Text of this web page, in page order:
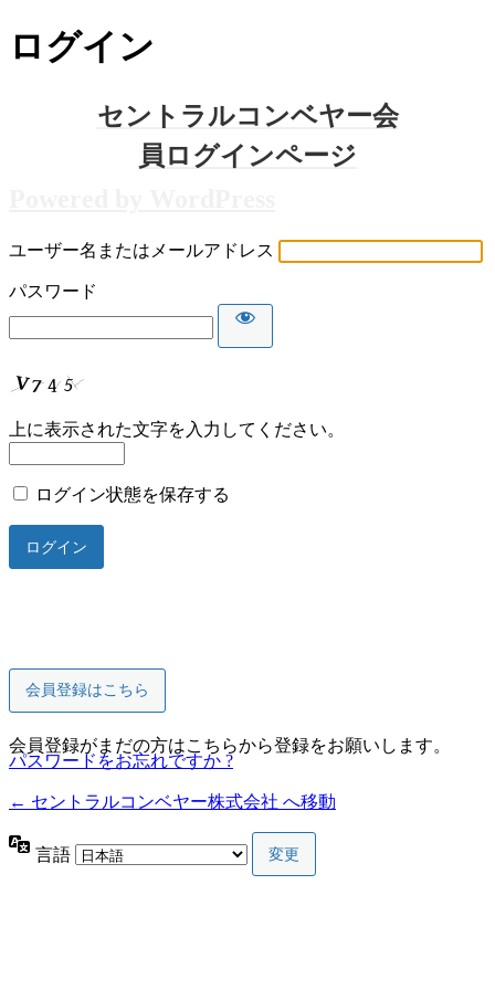
ログイン
ユーザー名またはメールアドレス
パスワード
上に表示された文字を入力してください。
会員登録はこちら
会員登録がまだの方はこちらから登録をお願いします。
ログイン状態を保存する
パスワードをお忘れですか ?
← セントラルコンベヤー株式会社 へ移動
言語